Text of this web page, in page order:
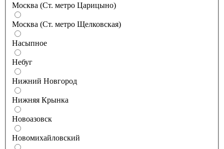
Москва (Ст. метро Царицыно)
Москва (Ст. метро Щелковская)
Насыпное
Небуг
Нижний Новгород
Нижняя Крынка
Новоазовск
Новомихайловский